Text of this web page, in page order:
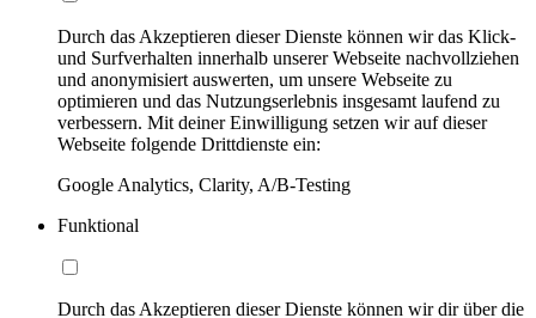
Durch das Akzeptieren dieser Dienste können wir das Klick-
und Surfverhalten innerhalb unserer Webseite nachvollziehen
und anonymisiert auswerten, um unsere Webseite zu
optimieren und das Nutzungserlebnis insgesamt laufend zu
verbessern. Mit deiner Einwilligung setzen wir auf dieser
Webseite folgende Drittdienste ein:
Google Analytics, Clarity, A/B-Testing
Funktional
Durch das Akzeptieren dieser Dienste können wir dir über die